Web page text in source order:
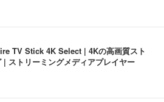
TV Stick 4K Select | 4Kの高画質スト
| ストリーミングメディアプレイヤー